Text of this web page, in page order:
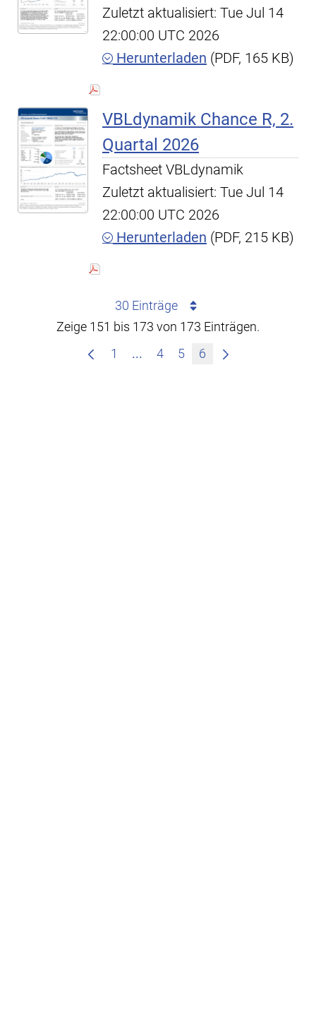
Zuletzt aktualisiert: Tue Jul 14
22:00:00 UTC 2026
Herunterladen (PDF, 165 KB)
VBLdynamik Chance R, 2.
Quartal 2026
Factsheet VBLdynamik
Zuletzt aktualisiert: Tue Jul 14
22:00:00 UTC 2026
Herunterladen (PDF, 215 KB)
30 Einträge
Zeige 151 bis 173 von 173 Einträgen.
1
... Zwischenseiten Navigieren
4 5 6